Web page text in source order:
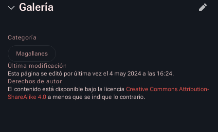
Galería
Categoría
Magallanes
Última modificación
Esta página se editó por última vez el 4 may 2024 a las 16:24.
Derechos de autor
El contenido está disponible bajo la licencia Creative Commons Attribution-
ShareAlike 4.0 a menos que se indique lo contrario.